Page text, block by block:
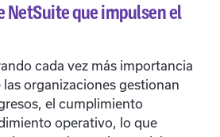
NetSuite que impulsen el
cada vez más importancia
organizaciones gestionan
el cumplimiento
operativo, lo que